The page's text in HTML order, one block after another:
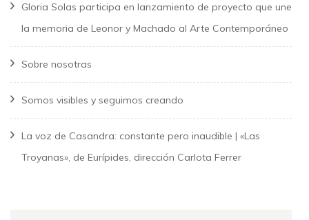
Gloria Solas participa en lanzamiento de proyecto que une
la memoria de Leonor y Machado al Arte Contemporáneo
Sobre nosotras
Somos visibles y seguimos creando
La voz de Casandra: constante pero inaudible | «Las
Troyanas», de Eurípides, dirección Carlota Ferrer